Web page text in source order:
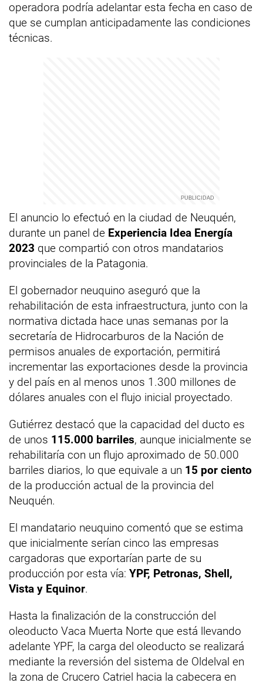
operadora podría adelantar esta fecha en caso de
que se cumplan anticipadamente las condiciones
técnicas.
El anuncio lo efectuó en la ciudad de Neuquén,
durante un panel de Experiencia Idea Energía
2023 que compartió con otros mandatarios
provinciales de la Patagonia.
El gobernador neuquino aseguró que la
rehabilitación de esta infraestructura, junto con la
normativa dictada hace unas semanas por la
secretaría de Hidrocarburos de la Nación de
permisos anuales de exportación, permitirá
incrementar las exportaciones desde la provincia
y del país en al menos unos 1.300 millones de
dólares anuales con el flujo inicial proyectado.
Gutiérrez destacó que la capacidad del ducto es
de unos 115.000 barriles, aunque inicialmente se
rehabilitaría con un flujo aproximado de 50.000
barriles diarios, lo que equivale a un 15 por ciento
de la producción actual de la provincia del
Neuquén.
El mandatario neuquino comentó que se estima
que inicialmente serían cinco las empresas
cargadoras que exportarían parte de su
producción por esta vía: YPF, Petronas, Shell,
Vista y Equinor.
Hasta la finalización de la construcción del
oleoducto Vaca Muerta Norte que está llevando
adelante YPF, la carga del oleoducto se realizará
mediante la reversión del sistema de Oldelval en
la zona de Crucero Catriel hacia la cabecera en